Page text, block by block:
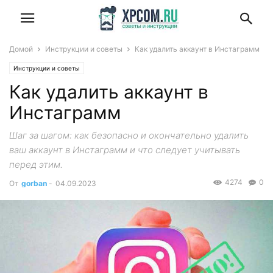
Домой Инструкции и советы Как удалить аккаунт в Инстаграмм
Инструкции и советы
Как удалить аккаунт в
Инстаграмм
Шаг за шагом: как безопасно и окончательно удалить
ваш аккаунт в Инстаграмм и что следует учитывать
перед этим.
От gorban - 04.09.2023 0
4274